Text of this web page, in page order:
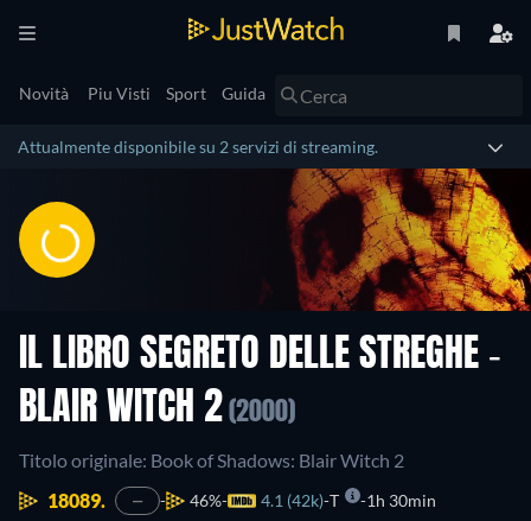
Novità Piu Visti Sport Guida
Attualmente disponibile su 2 servizi di streaming.
IL LIBRO SEGRETO DELLE STREGHE -
BLAIR WITCH 2 (2000)
Titolo originale: Book of Shadows: Blair Witch 2
18089.
— 46% 4.1 (42k) T 1h 30min